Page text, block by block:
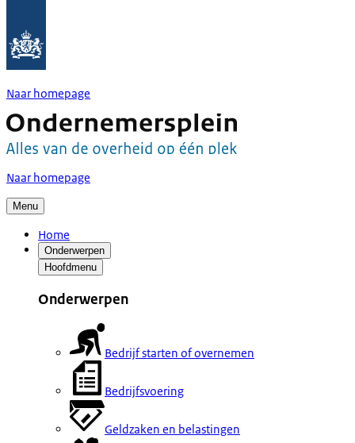
Naar homepage
Naar homepage
Menu
Home
Onderwerpen
Hoofdmenu
Onderwerpen
Bedrijf starten of overnemen
Bedrijfsvoering
Geldzaken en belastingen